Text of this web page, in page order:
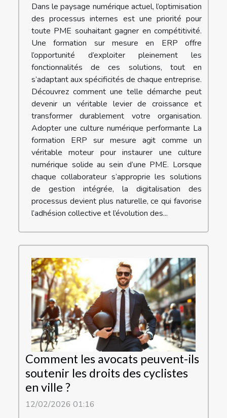
Dans le paysage numérique actuel, l’optimisation
des processus internes est une priorité pour
toute PME souhaitant gagner en compétitivité.
Une formation sur mesure en ERP offre
l’opportunité d’exploiter pleinement les
fonctionnalités de ces solutions, tout en
s’adaptant aux spécificités de chaque entreprise.
Découvrez comment une telle démarche peut
devenir un véritable levier de croissance et
transformer durablement votre organisation.
Adopter une culture numérique performante La
formation ERP sur mesure agit comme un
véritable moteur pour instaurer une culture
numérique solide au sein d’une PME. Lorsque
chaque collaborateur s’approprie les solutions
de gestion intégrée, la digitalisation des
processus devient plus naturelle, ce qui favorise
l’adhésion collective et l’évolution des...
Comment les avocats peuvent-ils
soutenir les droits des cyclistes
en ville ?
12/02/2026 01:16